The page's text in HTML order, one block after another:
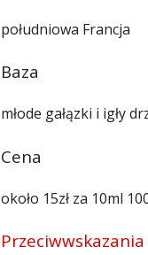
południowa Francja
Baza
młode gałązki i igły
Cena
około 15zł za 10ml
Przeciwwskazania